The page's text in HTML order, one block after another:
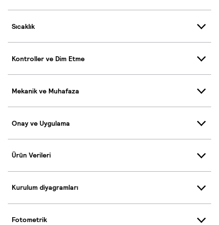
Sıcaklık
Kontroller ve Dim Etme
Mekanik ve Muhafaza
Onay ve Uygulama
Ürün Verileri
Kurulum diyagramları
Fotometrik